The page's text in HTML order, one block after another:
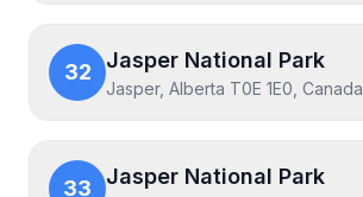
32 Jasper National Park
Jasper, Alberta T0E 1E0, Canada
33 Jasper National Park